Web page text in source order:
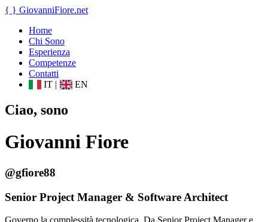
{ } GiovanniFiore.net
Home
Chi Sono
Esperienza
Competenze
Contatti
IT | EN
Ciao, sono
Giovanni Fiore
@gfiore88
Senior Project Manager & Software Architect